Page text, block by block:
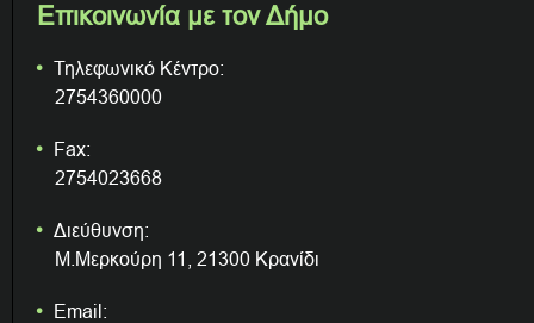
Επικοινωνία με τον Δήμο
Τηλεφωνικό Κέντρο:
2754360000
Fax:
2754023668
Διεύθυνση:
Μ.Μερκούρη 11, 21300 Κρανίδι
Email: